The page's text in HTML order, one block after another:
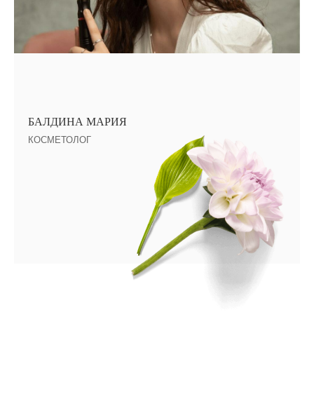
БАЛДИНА МАРИЯ
КОСМЕТОЛОГ